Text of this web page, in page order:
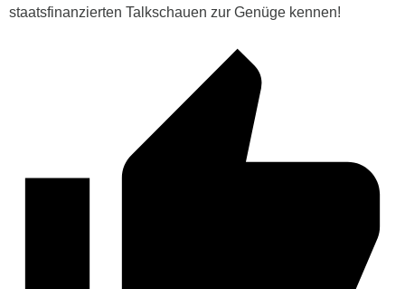
staatsfinanzierten Talkschauen zur Genüge kennen!